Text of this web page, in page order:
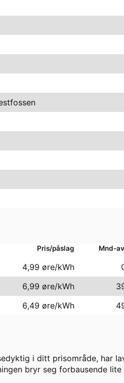
Pris/påslag Mnd-
4,99 øre/kWh
6,99 øre/kWh
6,49 øre/kWh
i ditt prisområde, har
bryr seg forbausende lite